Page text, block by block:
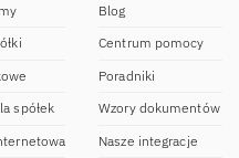
spółek
Blog
Centrum pomocy
Poradniki
Wzory dokumentów
Nasze integracje